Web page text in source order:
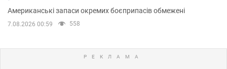
Американські запаси окремих боєприпасів обмежені
7.08.2026 00:59 558